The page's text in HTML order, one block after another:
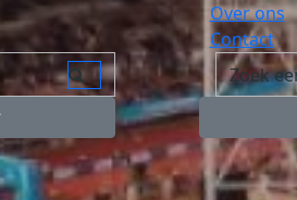
Over ons
Contact